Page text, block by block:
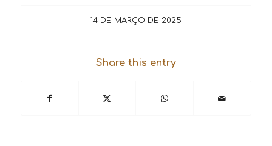
14 DE MARÇO DE 2025
Share this entry